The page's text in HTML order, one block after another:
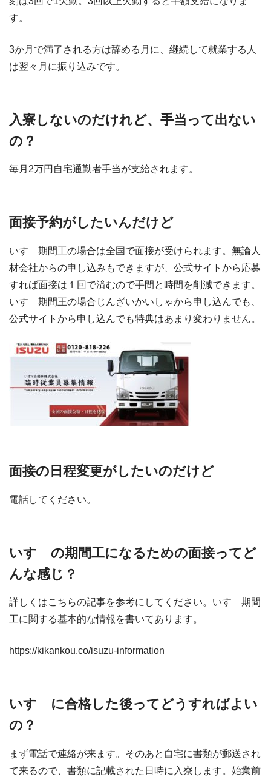
す。
3か月で満了される方は辞める月に、継続して就業する人
は翌々月に振り込みです。
入寮しないのだけれど、手当って出ない
の？
毎月2万円自宅通勤者手当が支給されます。
面接予約がしたいんだけど
いすゞ期間工の場合は全国で面接が受けられます。無論人
材会社からの申し込みもできますが、公式サイトから応募
すれば面接は１回で済むので手間と時間を削減できます。
いすゞ期間王の場合じんざいかいしゃから申し込んでも、
公式サイトから申し込んでも特典はあまり変わりません。
面接の日程変更がしたいのだけど
電話してください。
いすゞの期間工になるための面接ってど
んな感じ？
詳しくはこちらの記事を参考にしてください。いすゞ期間
工に関する基本的な情報を書いてあります。
https://kikankou.co/isuzu-information
いすゞに合格した後ってどうすればよい
の？
まず電話で連絡が来ます。そのあと自宅に書類が郵送され
て来るので、書類に記載された日時に入寮します。始業前